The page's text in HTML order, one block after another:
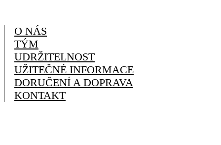
O NÁS
TÝM
UDRŽITELNOST
UŽITEČNÉ INFORMACE
DORUČENÍ A DOPRAVA
KONTAKT